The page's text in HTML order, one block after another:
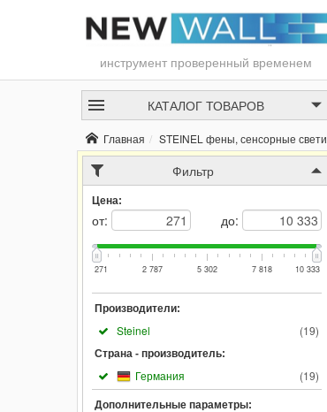
инструмент проверенный временем
КАТАЛОГТОВАРОВ
Главная STEINEL фены, сенсорные
Фильтр
Цена:
от: до:
271 2 787 5 302 7 818 10 333
Производители:
(19)
Steinel
Страна - производитель:
(19)
Германия
Дополнительные параметры: